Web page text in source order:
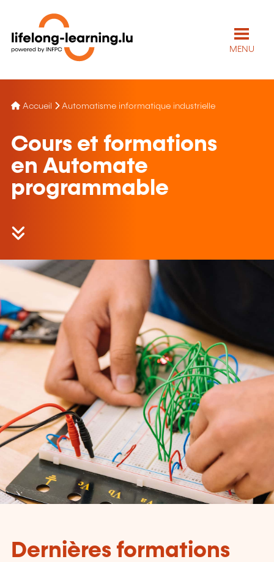
MENU
Accueil Automatisme informatique industrielle
Cours et formations
en Automate
programmable
Dernières formations